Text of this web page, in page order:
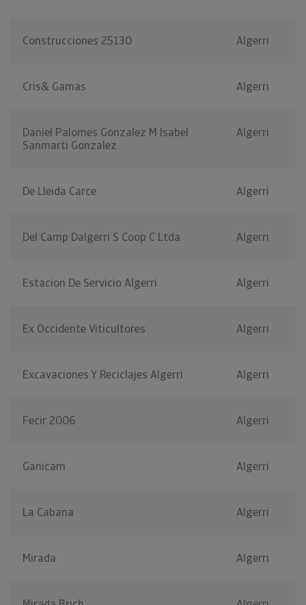
Construcciones 25130 Algerri
Cris& Gamas Algerri
Daniel Palomes Gonzalez M Isabel
Sanmarti Gonzalez
Algerri
De Lleida Carce Algerri
Del Camp Dalgerri S Coop C Ltda Algerri
Estacion De Servicio Algerri Algerri
Ex Occidente Viticultores Algerri
Excavaciones Y Reciclajes Algerri Algerri
Fecir 2006 Algerri
Ganicam Algerri
La Cabana Algerri
Mirada Algerri